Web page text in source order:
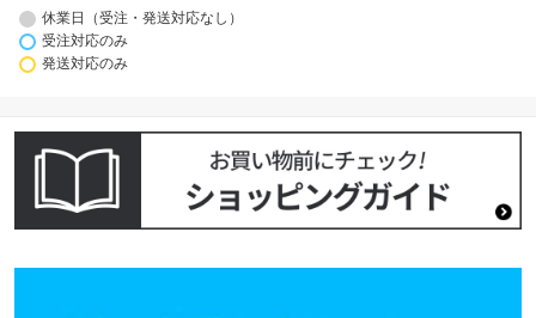
休業日（受注・発送対応なし）
受注対応のみ
発送対応のみ